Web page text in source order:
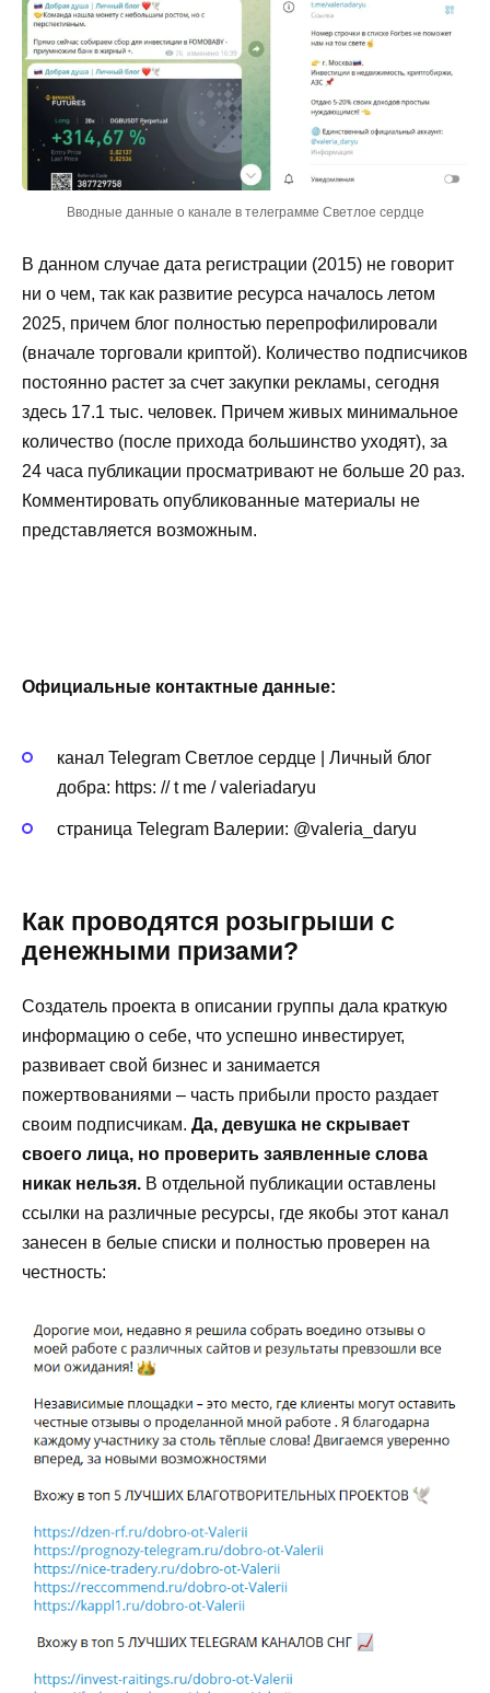
Вводные данные о канале в телеграмме Светлое сердце
В данном случае дата регистрации (2015) не говорит
ни о чем, так как развитие ресурса началось летом
2025, причем блог полностью перепрофилировали
(вначале торговали криптой). Количество подписчиков
постоянно растет за счет закупки рекламы, сегодня
здесь 17.1 тыс. человек. Причем живых минимальное
количество (после прихода большинство уходят), за
24 часа публикации просматривают не больше 20 раз.
Комментировать опубликованные материалы не
представляется возможным.
Официальные контактные данные:
канал Telegram Светлое сердце | Личный блог
добра: https: // t me / valeriadaryu
страница Telegram Валерии: @valeria_daryu
Как проводятся розыгрыши с
денежными призами?
Создатель проекта в описании группы дала краткую
информацию о себе, что успешно инвестирует,
развивает свой бизнес и занимается
пожертвованиями – часть прибыли просто раздает
своим подписчикам. Да, девушка не скрывает
своего лица, но проверить заявленные слова
никак нельзя. В отдельной публикации оставлены
ссылки на различные ресурсы, где якобы этот канал
занесен в белые списки и полностью проверен на
честность: